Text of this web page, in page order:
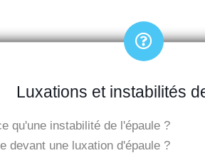
Luxations et instabilités
qu'une instabilité de l'épaule ?
devant une luxation d'épaule ?